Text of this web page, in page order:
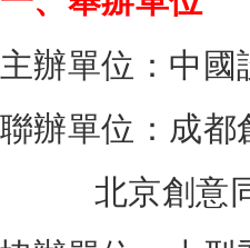
主辦單位：中
聯辦單位：成都
北京創意同